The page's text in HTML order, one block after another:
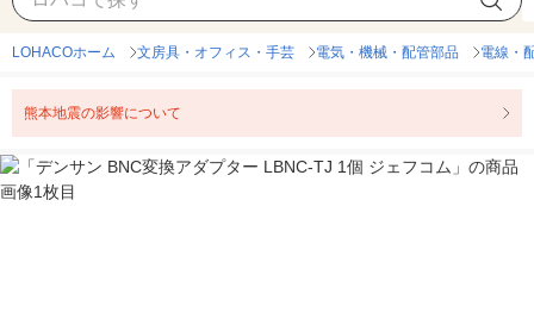
LOHACOホーム 文房具・オフィス・手芸 電気・機械・配管部品 電線・
熊本地震の影響について